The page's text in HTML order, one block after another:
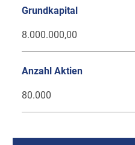
Grundkapital
8.000.000,00
Anzahl Aktien
80.000